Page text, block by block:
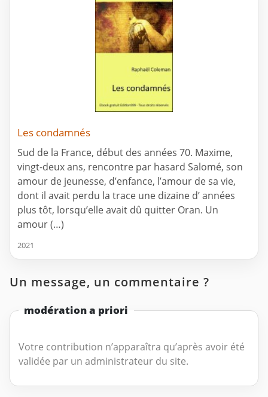
Les condamnés
Sud de la France, début des années 70. Maxime,
vingt-deux ans, rencontre par hasard Salomé, son
amour de jeunesse, d’enfance, l’amour de sa vie,
dont il avait perdu la trace une dizaine d’ années
plus tôt, lorsqu’elle avait dû quitter Oran. Un
amour (…)
2021
Un message, un commentaire ?
modération a priori
Votre contribution n’apparaîtra qu’après avoir été
validée par un administrateur du site.